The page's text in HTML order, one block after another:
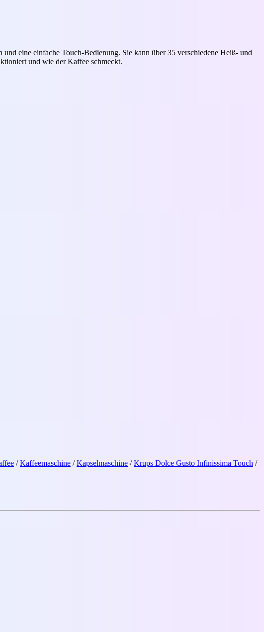
eine einfache Touch-Bedienung. Sie kann über 35 verschiedene Heiß- und
und wie der Kaffee schmeckt.
/Kaffeemaschine /Kapselmaschine /Krups Dolce Gusto Infinissima Touch /